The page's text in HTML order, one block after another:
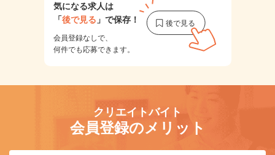
気になる求人は
「後で見る 」で保存！
会員登録なしで、
何件でも応募できます。
クリエイトバイト
会員登録のメリット